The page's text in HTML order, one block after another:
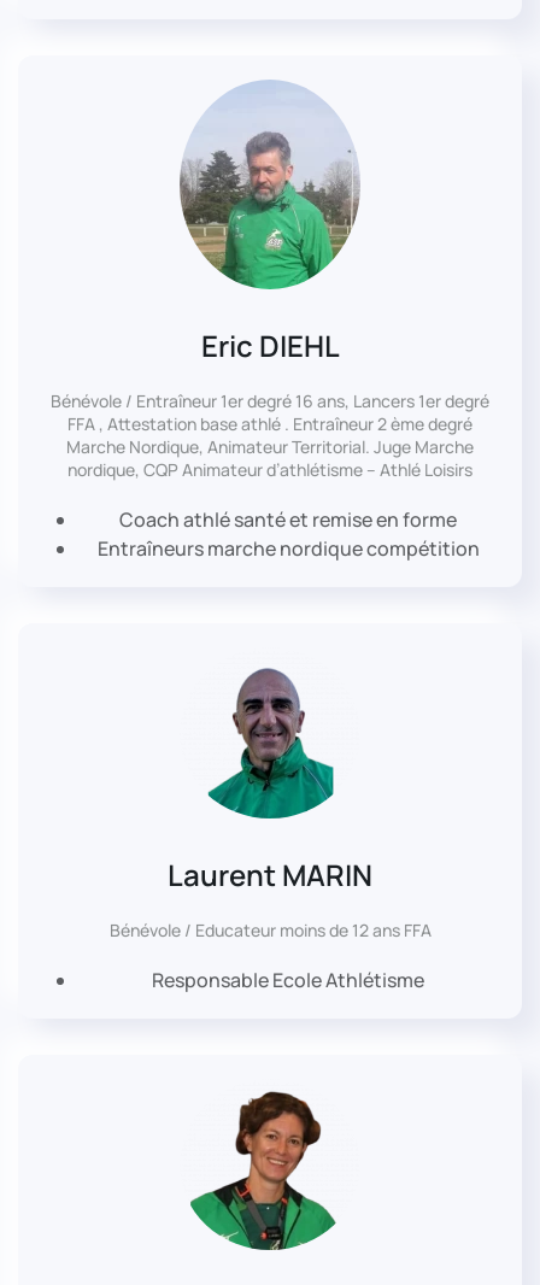
Eric DIEHL
Bénévole / Entraîneur 1er degré 16 ans, Lancers 1er degré
FFA , Attestation base athlé . Entraîneur 2 ème degré
Marche Nordique, Animateur Territorial. Juge Marche
nordique, CQP Animateur d’athlétisme – Athlé Loisirs
Coach athlé santé et remise en forme
Entraîneurs marche nordique compétition
Laurent MARIN
Bénévole / Educateur moins de 12 ans FFA
Responsable Ecole Athlétisme